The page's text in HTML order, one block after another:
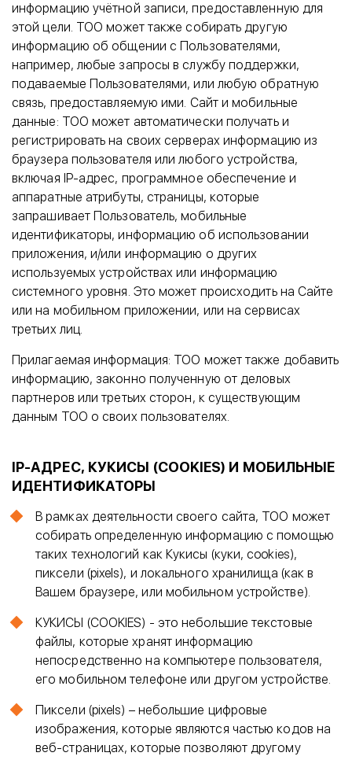
информацию учётной записи, предоставленную для
этой цели. ТОО может также собирать другую
информацию об общении с Пользователями,
например, любые запросы в службу поддержки,
подаваемые Пользователями, или любую обратную
связь, предоставляемую ими. Сайт и мобильные
данные: ТОО может автоматически получать и
регистрировать на своих серверах информацию из
браузера пользователя или любого устройства,
включая IP-адрес, программное обеспечение и
аппаратные атрибуты, страницы, которые
запрашивает Пользователь, мобильные
идентификаторы, информацию об использовании
приложения, и/или информацию о других
используемых устройствах или информацию
системного уровня. Это может происходить на Сайте
или на мобильном приложении, или на сервисах
третьих лиц.
Прилагаемая информация: ТОО может также добавить
информацию, законно полученную от деловых
партнеров или третьих сторон, к существующим
данным ТОО о своих пользователях.
IP-АДРЕС, КУКИСЫ (COOKIES) И МОБИЛЬНЫЕ
ИДЕНТИФИКАТОРЫ
В рамках деятельности своего сайта, ТОО может
собирать определенную информацию с помощью
таких технологий как Кукисы (куки, cookies),
пиксели (pixels), и локального хранилища (как в
Вашем браузере, или мобильном устройстве).
КУКИСЫ (COOKIES) - это небольшие текстовые
файлы, которые хранят информацию
непосредственно на компьютере пользователя,
его мобильном телефоне или другом устройстве.
Пиксели (pixels) – небольшие цифровые
изображения, которые являются частью кодов на
веб-страницах, которые позволяют другому